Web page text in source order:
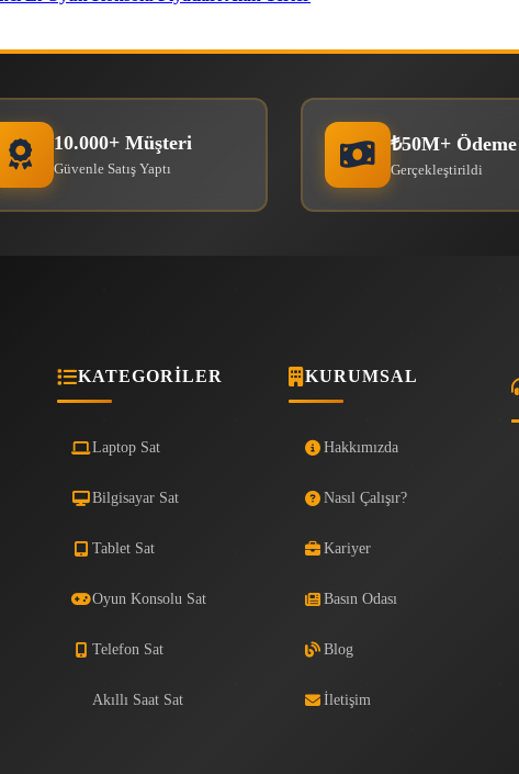
10.000+ Müşteri
Güvenle Satış Yaptı
₺50M+ Ödeme
Gerçekleştirildi
KATEGORILER
Laptop Sat
Bilgisayar Sat
Tablet Sat
Oyun Konsolu Sat
Telefon Sat
Akıllı Saat Sat
KURUMSAL
Hakkımızda
Nasıl Çalışır?
Kariyer
Basın Odası
Blog
İletişim